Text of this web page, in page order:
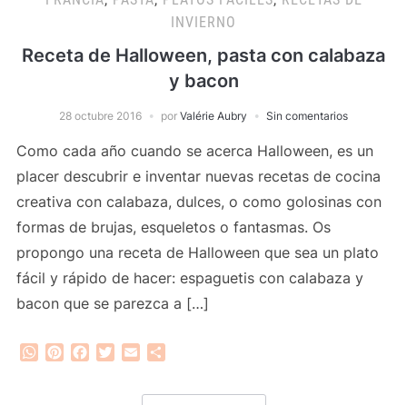
INVIERNO
Receta de Halloween, pasta con calabaza
y bacon
28 octubre 2016 por Valérie Aubry Sin comentarios
Como cada año cuando se acerca Halloween, es un
placer descubrir e inventar nuevas recetas de cocina
creativa con calabaza, dulces, o como golosinas con
formas de brujas, esqueletos o fantasmas. Os
propongo una receta de Halloween que sea un plato
fácil y rápido de hacer: espaguetis con calabaza y
bacon que se parezca a […]
WhatsApp
PinterestFacebook
Twitter
Email